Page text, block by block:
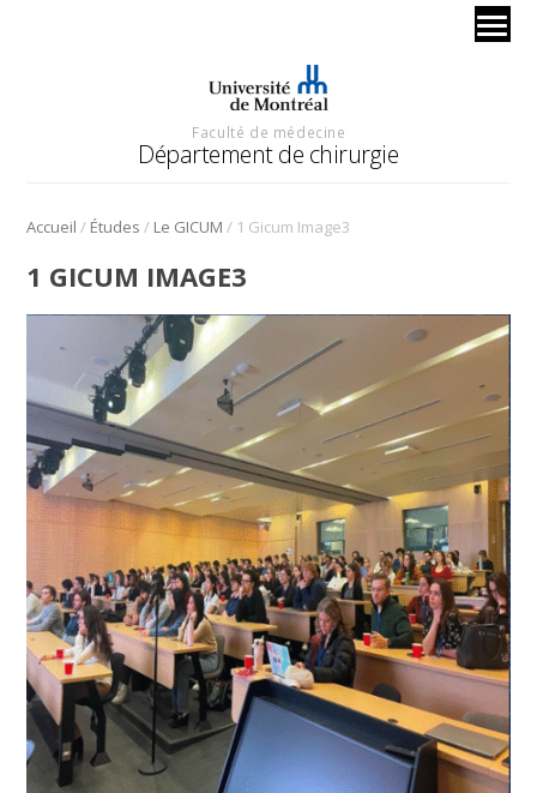
Faculté de médecine
Département de chirurgie
Accueil / Études / Le GICUM / 1 Gicum Image3
1 GICUM IMAGE3